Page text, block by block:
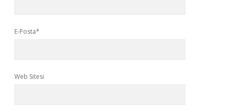
E-Posta*
Web Sitesi